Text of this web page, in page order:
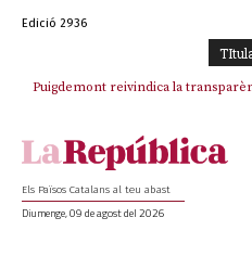
Edició 2936
Puigdemont reivindica la
Els Països Catalans al teu abast
Diumenge, 09 de agost del 2026